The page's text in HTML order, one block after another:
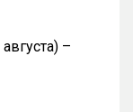
–